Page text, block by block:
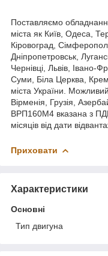
Поставляємо
міста як Київ, Одеса,
Кіровоград,
Дніпропетровськ,
Чернівці, Львів, Івано-
Суми, Біла Церква,
міста України.
Вірменія, Грузія,
ВРП160М4 вказана з
місяців від дати
Приховати
Характеристики
Основні
Тип двигуна